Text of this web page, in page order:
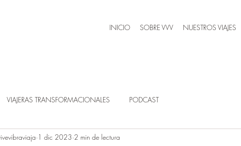
INICIO SOBRE VVV NUESTROS VIAJES
VIAJERAS TRANSFORMACIONALES PODCAST
1 dic 2023 2 min de lectura